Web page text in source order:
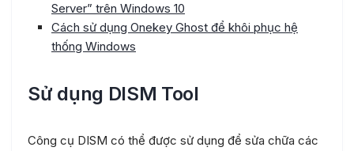
Server” trên Windows 10
Cách sử dụng Onekey Ghost để khôi phục hệ
thống Windows
Sử dụng DISM Tool
Công cụ DISM có thể được sử dụng để sửa chữa các